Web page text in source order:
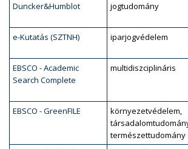
Duncker&Humblot jogtudomány
e-Kutatás (SZTNH) iparjogvédelem
EBSCO - Academic
Search Complete
multidiszciplináris
EBSCO - GreenFILE
környezetvédelem,
természettudomány